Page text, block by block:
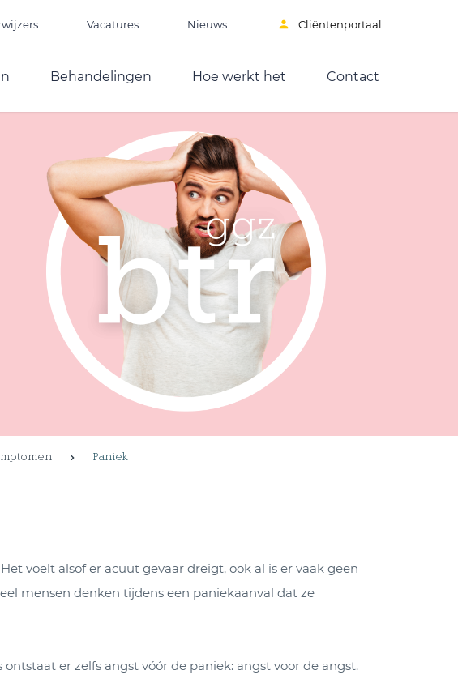
Vacatures Nieuws Cliëntenportaal
Behandelingen Hoe werkt het Contact
Paniek
voelt alsof er acuut gevaar dreigt, ook al is er vaak geen
mensen denken tijdens een paniekaanval dat ze
er zelfs angst vóór de paniek: angst voor de angst.